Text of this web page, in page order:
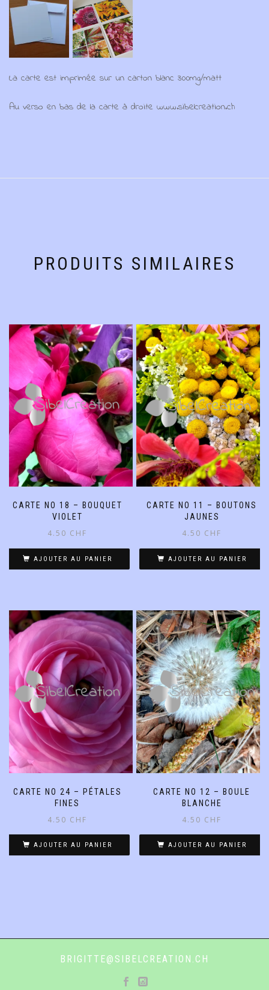
La carte est imprimée sur un carton blanc 300mg/matt
Au verso en bas de la carte à droite www.sibelcreation.ch
PRODUITS SIMILAIRES
CARTE NO 18 – BOUQUET
VIOLET
4.50 CHF
AJOUTER AU PANIER
CARTE NO 11 – BOUTONS
JAUNES
4.50 CHF
AJOUTER AU PANIER
CARTE NO 24 – PÉTALES
FINES
4.50 CHF
AJOUTER AU PANIER
CARTE NO 12 – BOULE
BLANCHE
4.50 CHF
AJOUTER AU PANIER
BRIGITTE@SIBELCREATION.CH